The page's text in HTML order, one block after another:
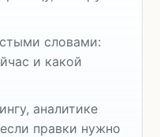
словами:
и какой
аналитике
правки нужно